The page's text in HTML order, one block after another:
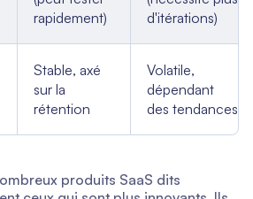
rapidement)
d'itérations)
Stable, axé
sur la
rétention
Volatile,
dépendant
des tendances
produits SaaS dits